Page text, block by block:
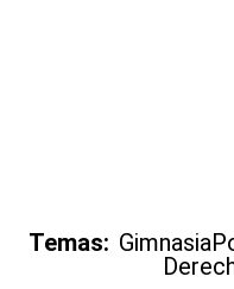
Temas: Gimnasia